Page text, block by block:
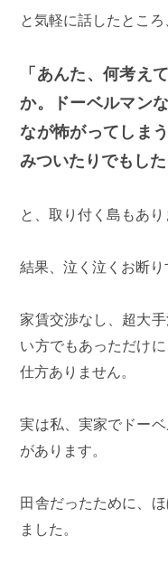
と気軽に話したところ
「あんた、何考え
か。ドーベルマン
なが怖がってしま
みついたりでもし
と、取り付く島もあり
結果、泣く泣くお断り
家賃交渉なし、超大
い方でもあっただけ
仕方ありません。
実は私、実家でドー
があります。
田舎だったために、
ました。